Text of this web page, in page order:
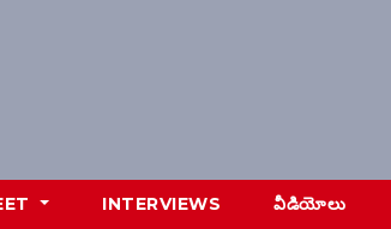
INTERVIEWS వీడియోలు